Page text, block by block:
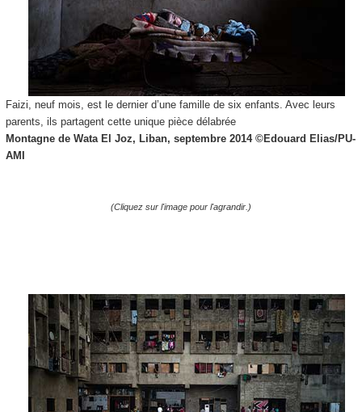
Faizi, neuf mois, est le dernier d’une famille de six enfants. Avec leurs
parents, ils partagent cette unique pièce délabrée
Montagne de Wata El Joz, Liban, septembre 2014 ©Edouard Elias/PU-
AMI
(Cliquez sur l'image pour l'agrandir.)